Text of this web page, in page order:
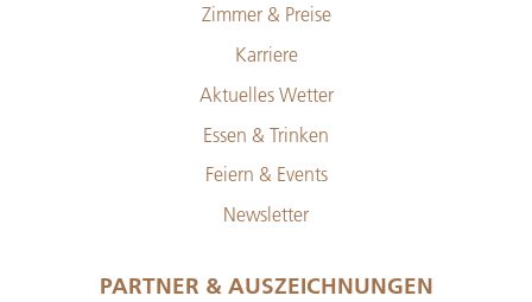
Zimmer & Preise
Karriere
Aktuelles Wetter
Essen & Trinken
Feiern & Events
Newsletter
PARTNER & AUSZEICHNUNGEN